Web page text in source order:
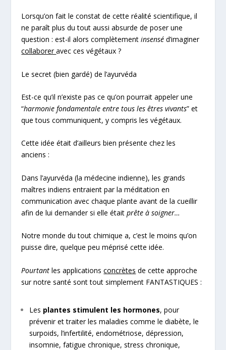
Lorsqu’on fait le constat de cette réalité scientifique, il
ne paraît plus du tout aussi absurde de poser une
question : est-il alors complètementinsensé d’imaginer
collaboreravec ces végétaux ?
Le secret (bien gardé) de l’ayurvéda
Est-ce qu’il n’existe pas ce qu’on pourrait appeler une
“harmonie fondamentale entre tous les êtres vivants” et
que tous communiquent, y compris les végétaux.
Cette idée était d’ailleurs bien présente chez les
anciens :
Dans l’ayurvéda (la médecine indienne), les grands
maîtres indiens entraient par la méditation en
communication avec chaque plante avant de la cueillir
afin de lui demander si elle étaitprête à soigner…
Notre monde du tout chimique a, c’est le moins qu’on
puisse dire, quelque peu méprisé cette idée.
Pourtantles applicationsconcrètes de cette approche
sur notre santé sont tout simplement FANTASTIQUES :
Les plantes stimulent les hormones, pour
prévenir et traiter les maladies comme le diabète, le
surpoids, l’infertilité, endométriose, dépression,
insomnie, fatigue chronique, stress chronique,